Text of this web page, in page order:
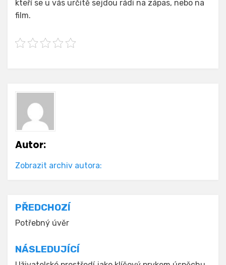
kteří se u vás určitě sejdou rádi na zápas, nebo na
film.
Autor:
Zobrazit archiv autora:
Navigace
pro
příspěvek
PŘEDCHOZÍ
Potřebný úvěr
NÁSLEDUJÍCÍ